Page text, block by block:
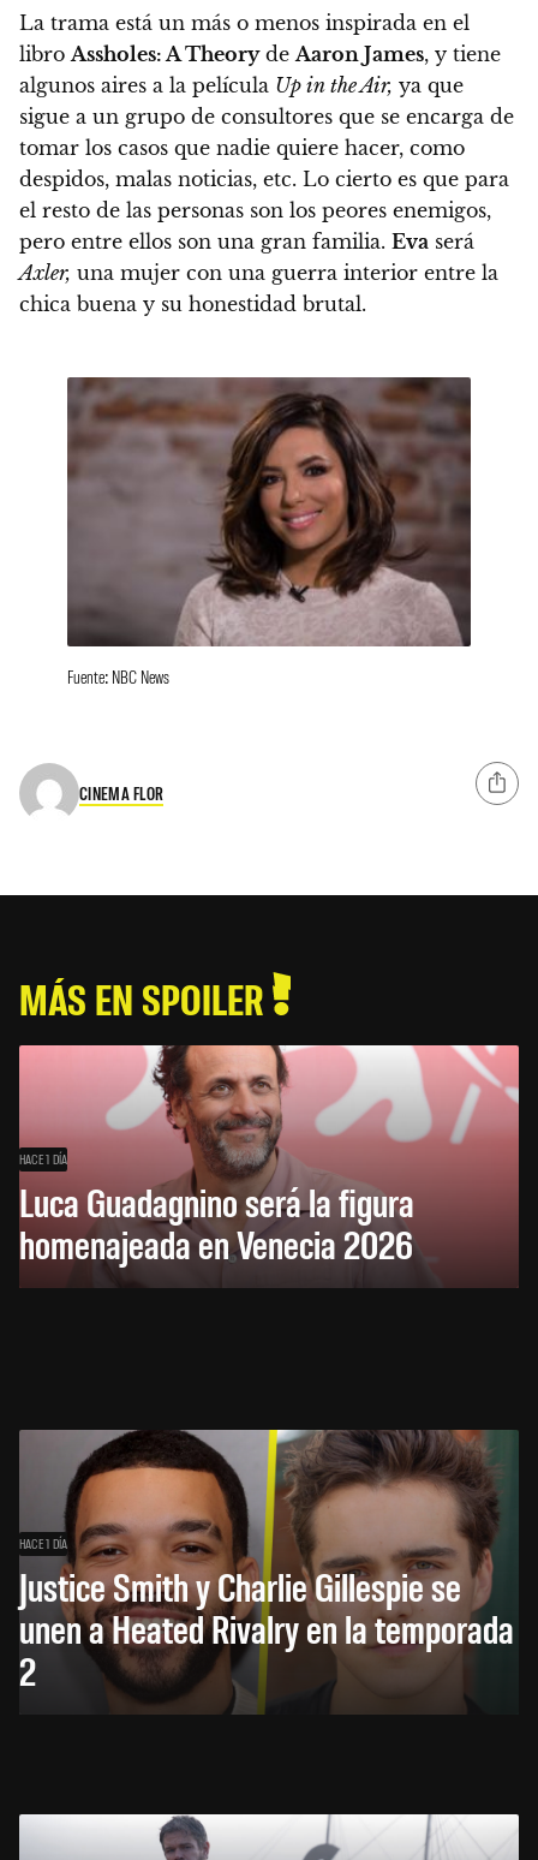
La trama está un más o menos inspirada en el
libroAssholes: A TheorydeAaron James, y tiene
algunos aires a la película Up in the Air, ya que
sigue a un grupo de consultores que se encarga de
tomar los casos que nadie quiere hacer, como
despidos, malas noticias, etc. Lo cierto es que para
el resto de las personas son los peores enemigos,
pero entre ellos son una gran familia. Eva será
Axler, una mujer con una guerra interior entre la
chica buena y su honestidad brutal.
Fuente: NBC News
CINEMA FLOR
MÁS EN SPOILER
HACE 1 DÍA
Luca Guadagnino será la figura
homenajeada en Venecia 2026
HACE 1 DÍA
Justice Smith y Charlie Gillespie se
unen a Heated Rivalry en la temporada
2